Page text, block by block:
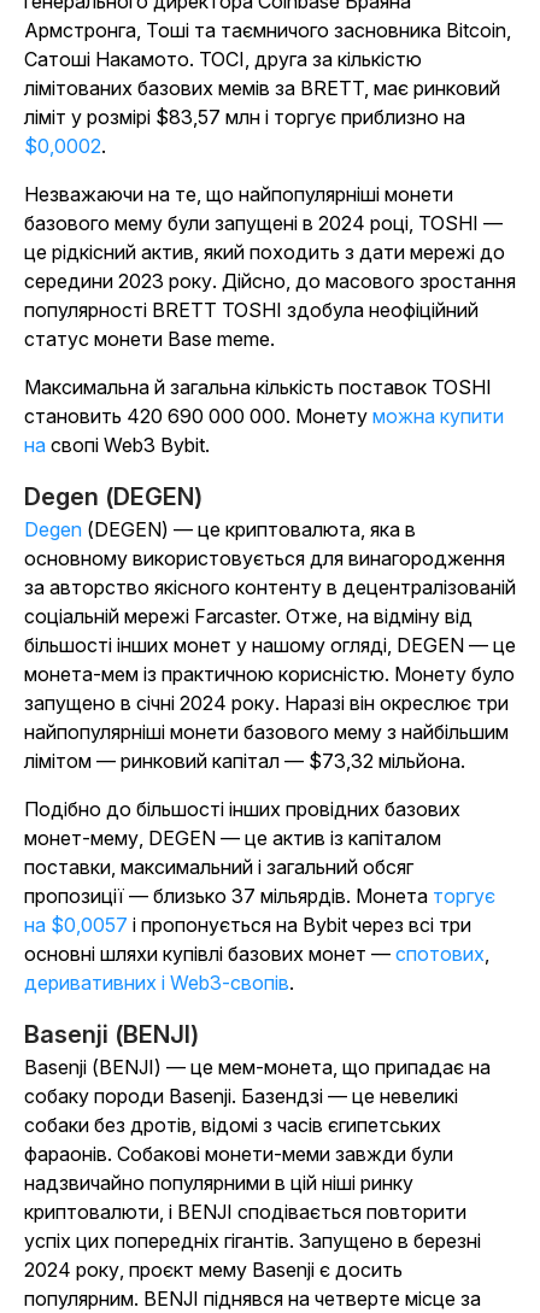
Армстронга, Тоші та таємничого засновника Bitcoin,
Сатоші Накамото. ТОСІ, друга за кількістю
лімітованих базових мемів за BRETT, має ринковий
ліміт у розмірі $83,57 млн і торгує приблизно на
$0,0002.
Незважаючи на те, що найпопулярніші монети
базового мему були запущені в 2024 році, TOSHI —
це рідкісний актив, який походить з дати мережі до
середини 2023 року. Дійсно, до масового зростання
популярності BRETT TOSHI здобула неофіційний
статус монети Base meme.
Максимальна й загальна кількість поставок TOSHI
становить 420 690 000 000. Монету можна купити
на свопі Web3 Bybit.
Degen (DEGEN)
Degen (DEGEN) — це криптовалюта, яка в
основному використовується для винагородження
за авторство якісного контенту в децентралізованій
соціальній мережі Farcaster. Отже, на відміну від
більшості інших монет у нашому огляді, DEGEN — це
монета-мем із практичною корисністю. Монету було
запущено в січні 2024 року. Наразі він окреслює три
найпопулярніші монети базового мему з найбільшим
лімітом — ринковий капітал — $73,32 мільйона.
Подібно до більшості інших провідних базових
монет-мему, DEGEN — це актив із капіталом
поставки, максимальний і загальний обсяг
пропозиції — близько 37 мільярдів. Монета торгує
на $0,0057 і пропонується на Bybit через всі три
основні шляхи купівлі базових монет — спотових,
деривативних і Web3-свопів.
Basenji (BENJI)
Basenji (BENJI) — це мем-монета, що припадає на
собаку породи Basenji. Базендзі — це невеликі
собаки без дротів, відомі з часів єгипетських
фараонів. Собакові монети-меми завжди були
надзвичайно популярними в цій ніші ринку
криптовалюти, і BENJI сподівається повторити
успіх цих попередніх гігантів. Запущено в березні
2024 року, проєкт мему Basenji є досить
популярним. BENJI піднявся на четверте місце за